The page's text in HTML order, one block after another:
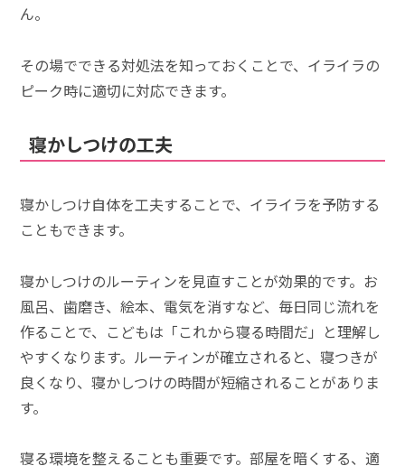
ん。
その場でできる対処法を知っておくことで、イライラの
ピーク時に適切に対応できます。
寝かしつけの工夫
寝かしつけ自体を工夫することで、イライラを予防する
こともできます。
寝かしつけのルーティンを見直すことが効果的です。お
風呂、歯磨き、絵本、電気を消すなど、毎日同じ流れを
作ることで、こどもは「これから寝る時間だ」と理解し
やすくなります。ルーティンが確立されると、寝つきが
良くなり、寝かしつけの時間が短縮されることがありま
す。
寝る環境を整えることも重要です。部屋を暗くする、適